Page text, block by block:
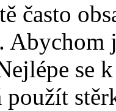
často
Abychom
se